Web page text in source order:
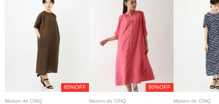
65%OFF
Maison de CINQ
80%OFF
Maison de CINQ Maison de CINQ